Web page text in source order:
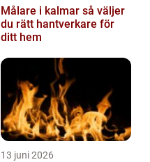
Målare i kalmar så väljer
du rätt hantverkare för
ditt hem
13 juni 2026